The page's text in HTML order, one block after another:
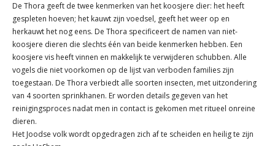
De Thora geeft de twee kenmerken van het koosjere dier: het heeft
gespleten hoeven; het kauwt zijn voedsel, geeft het weer op en
herkauwt het nog eens. De Thora specificeert de namen van niet-
koosjere dieren die slechts één van beide kenmerken hebben. Een
koosjere vis heeft vinnen en makkelijk te verwijderen schubben. Alle
vogels die niet voorkomen op de lijst van verboden families zijn
toegestaan. De Thora verbiedt alle soorten insecten, met uitzondering
van 4 soorten sprinkhanen. Er worden details gegeven van het
reinigingsproces nadat men in contact is gekomen met ritueel onreine
dieren.
Het Joodse volk wordt opgedragen zich af te scheiden en heilig te zijn